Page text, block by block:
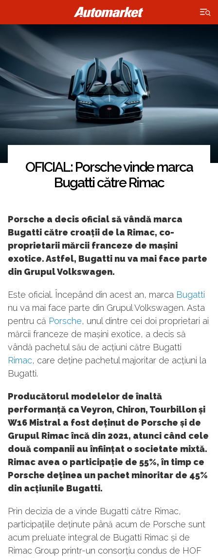
×
OFICIAL: Porsche vinde marca
Bugatti către Rimac
Porsche a decis oficial să vândă marca
Bugatti către croații de la Rimac, co-
proprietarii mărcii franceze de mașini
exotice. Astfel, Bugatti nu va mai face parte
din Grupul Volkswagen.
Este oficial. Începând din acest an, marca Bugatti
nu va mai face parte din Grupul Volkswagen. Asta
pentru că Porsche, unul dintre cei doi proprietari ai
mărcii franceze de mașini exotice, a decis să
vândă pachetul său de acțiuni către Bugatti
Rimac, care deține pachetul majoritar de acțiuni la
Bugatti.
Producătorul modelelor de înaltă
performanță ca Veyron, Chiron, Tourbillon și
W16 Mistral a fost deținut de Porsche și de
Grupul Rimac încă din 2021, atunci când cele
două companii au înființat o societate mixtă.
Rimac avea o participație de 55%, în timp ce
Porsche deținea un pachet minoritar de 45%
din acțiunile Bugatti.
Prin decizia de a vinde Bugatti către Rimac,
participațiile deținute până acum de Porsche sunt
acum preluate integral de Bugatti Rimac și de
Rimac Group printr-un consorțiu condus de HOF